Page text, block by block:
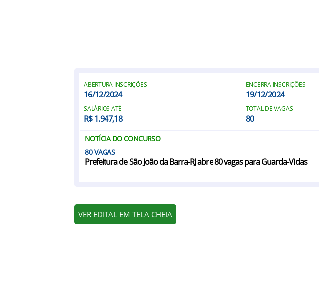
ABERTURA INSCRIÇÕES
16/12/2024
ENCERRA INSCRIÇÕES
19/12/2024
SALÁRIOS ATÉ
R$ 1.947,18
TOTAL DE VAGAS
80
NOTÍCIA DO CONCURSO
80
Prefeitura de São João da Barra-RJ abre 80 vagas para Guarda-Vidas
VER EDITAL EM TELA CHEIA